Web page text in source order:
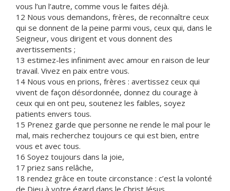
vous l’un l’autre, comme vous le faites déjà.
12 Nous vous demandons, frères, de reconnaître ceux
qui se donnent de la peine parmi vous, ceux qui, dans le
Seigneur, vous dirigent et vous donnent des
avertissements ;
13 estimez-les infiniment avec amour en raison de leur
travail. Vivez en paix entre vous.
14 Nous vous en prions, frères : avertissez ceux qui
vivent de façon désordonnée, donnez du courage à
ceux qui en ont peu, soutenez les faibles, soyez
patients envers tous.
15 Prenez garde que personne ne rende le mal pour le
mal, mais recherchez toujours ce qui est bien, entre
vous et avec tous.
16 Soyez toujours dans la joie,
17 priez sans relâche,
18 rendez grâce en toute circonstance : c’est la volonté
de Dieu à votre égard dans le Christ Jésus.